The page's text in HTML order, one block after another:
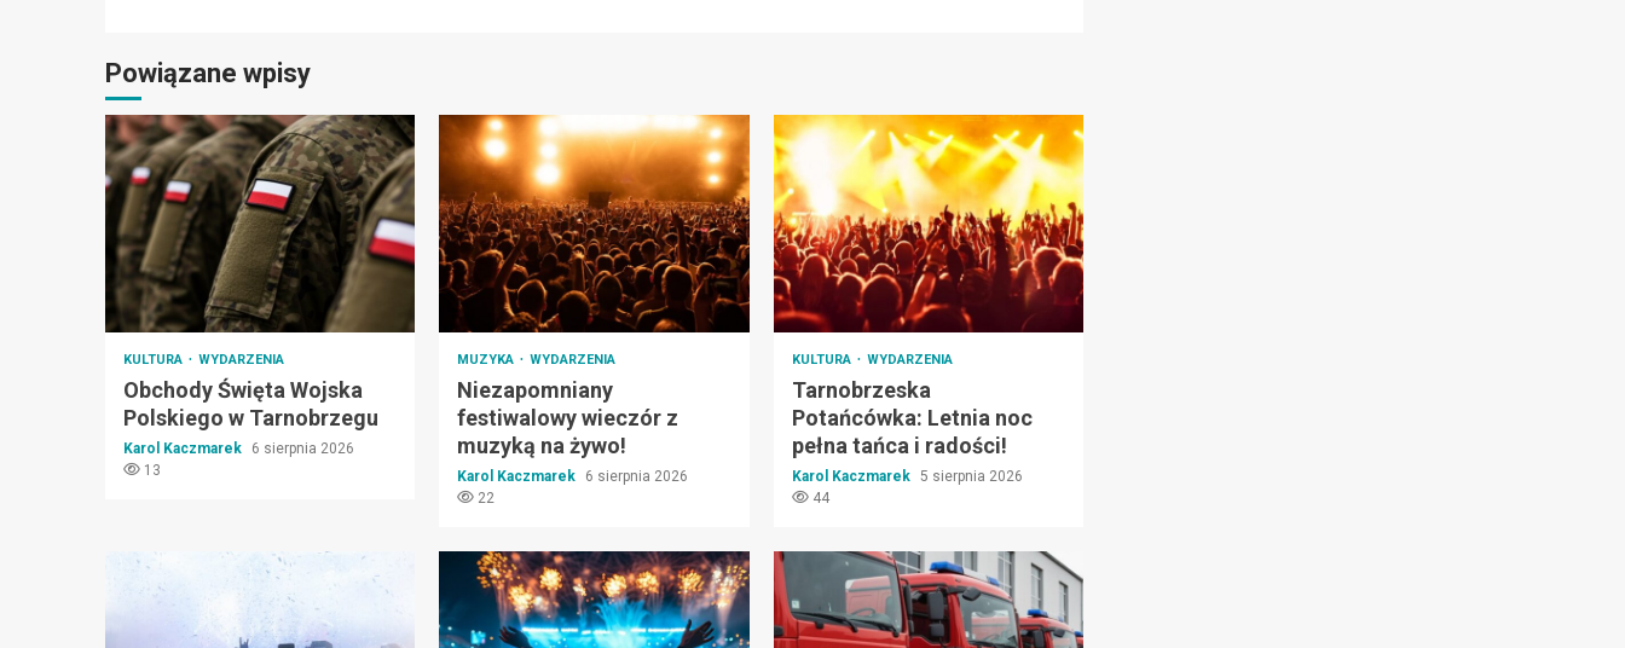
Powiązane wpisy
KULTURA WYDARZENIA
Obchody Święta Wojska
Polskiego w Tarnobrzegu
Karol Kaczmarek
6 sierpnia 2026
13
MUZYKA WYDARZENIA
Niezapomniany
festiwalowy wieczór z
muzyką na żywo!
Karol Kaczmarek
6 sierpnia 2026
22
KULTURA WYDARZENIA
Tarnobrzeska
Potańcówka: Letnia noc
pełna tańca i radości!
Karol Kaczmarek 5 sierpnia 2026
44